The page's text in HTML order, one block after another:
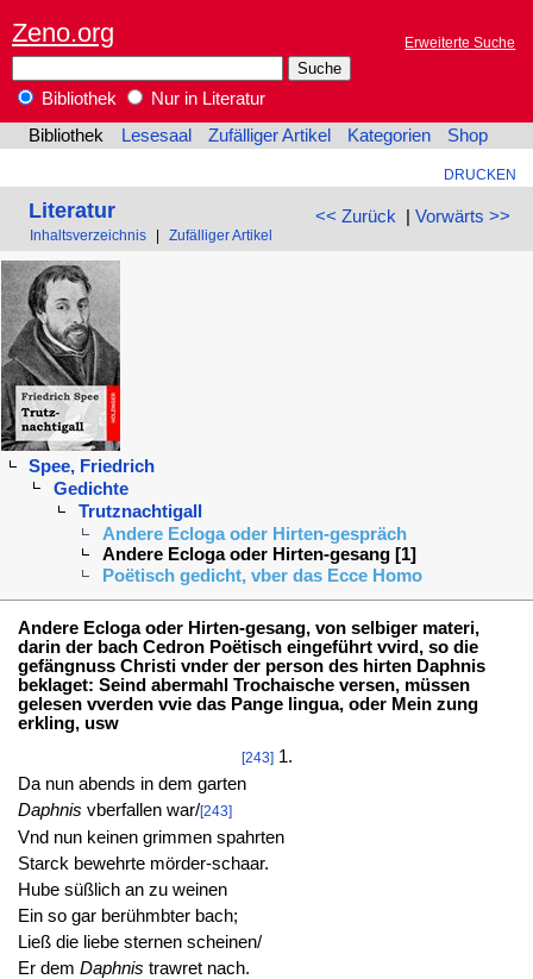
Zeno.org Erweiterte Suche
Bibliothek
Nur in Literatur
Bibliothek
Lesesaal Zufälliger Artikel Kategorien Shop
DRUCKEN
<< Zurück | Vorwärts >>
Literatur
Inhaltsverzeichnis Zufälliger Artikel
Spee, Friedrich
Gedichte
Trutznachtigall
Andere Ecloga oder Hirten-gespräch
Andere Ecloga oder Hirten-gesang [1]
Poëtisch gedicht, vber das Ecce Homo
Andere Ecloga oder Hirten-gesang, von selbiger materi,
darin der bach Cedron Poëtisch eingeführt vvird, so die
gefängnuss Christi vnder der person des hirten Daphnis
beklaget: Seind abermahl Trochaische versen, müssen
gelesen vverden vvie das Pange lingua, oder Mein zung
erkling, usw
[243]1.
Da nun abends in dem garten
Daphnis vberfallen war/[243]
Vnd nun keinen grimmen spahrten
Starck bewehrte mörder-schaar.
Hube süßlich an zu weinen
Ein so gar berühmbter bach;
Ließ die liebe sternen scheinen/
Er dem Daphnis trawret nach.